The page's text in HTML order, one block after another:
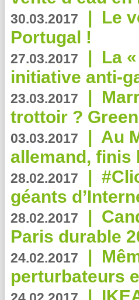
30.03.2017 | Le
Portugal !
27.03.2017 | La
initiative anti-
23.03.2017 |
trottoir ?
03.03.2017 | Au
allemand, finis
28.02.2017 |
géants
28.02.2017 |
Paris durable
24.02.2017 |
perturbateurs